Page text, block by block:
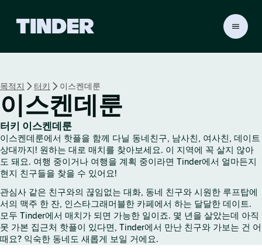
r
홈
목적지 터키 이스켄데룬
이스켄데룬
터키 이스켄데룬
이스켄데룬에서 핫플을 함께 다닐 동네친구, 남사친, 여사친, 데이트
상대까지! 원하는 대로 매치를 찾아보세요. 이 지역에 꼭 살지 않아
도 돼요. 여행 중이거나 여행을 계획 중이라면 Tinder에서 얼마든지
현지 친구들을 찾을 수 있어요!
관심사 같은 친구와의 끊임없는 대화, 동네 친구와 시원한 루프탑에
서의 맥주 한 잔, 인스타그래머블한 카페에서 하는 달달한 데이트.
모두 Tinder에서 매치가 되면 가능한 일이죠. 몇 년을 살았는데 아직
못 가본 집근처 핫플이 있다면, Tinder에서 만난 친구와 가보는 건 어
때요? 익숙한 동네도 새롭게 보일 거에요.